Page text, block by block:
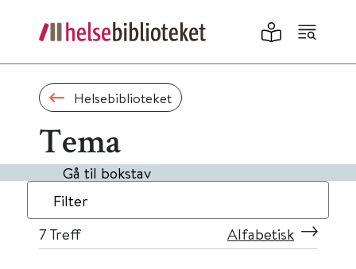
Helsebiblioteket
Tema
Gå til bokstav
Filter
7Treff Alfabetisk